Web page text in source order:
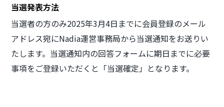
当選発表方法
当選者の方のみ2025年3月4日までに会員登録のメール
アドレス宛にNadia運営事務局から当選通知をお送りい
たします。当選通知内の回答フォームに期日までに必要
事項をご登録いただくと「当選確定」となります。